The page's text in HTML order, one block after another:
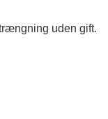
uden gift.